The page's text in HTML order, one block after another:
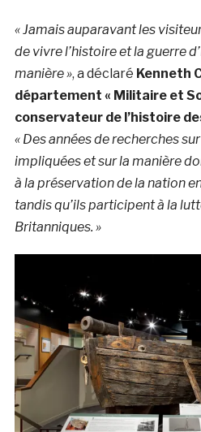
« Jamais auparavant les
de vivre l’histoire et la guerre
manière », a déclaré Kenneth
département « Militaire et
conservateur de l’histoire
« Des années de recherches
impliquées et sur la manière
à la préservation de la nation
tandis qu’ils participent à la
Britanniques. »